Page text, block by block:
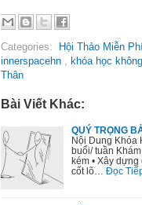
Categories: Hội Thảo Miễn
innerspacehn , khóa học
Thân
Bài Viết Khác:
QUÝ TRỌNG
Nội Dung Khóa
buổi/ tuần
kém • Xây
cốt lõ…
Đọc